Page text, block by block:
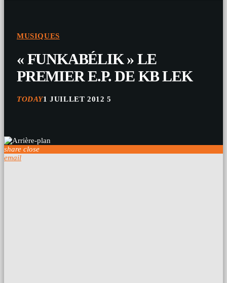
MUSIQUES
« FUNKABÉLIK » LE
PREMIER E.P. DE KB LEK
TODAY1 JUILLET 2012 5
share close
email